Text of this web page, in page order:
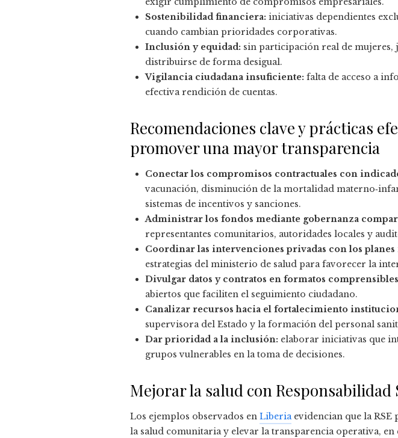
Sostenibilidad financiera: iniciativas dependientes
cuando cambian prioridades corporativas.
Inclusión y equidad: sin participación real de mujeres,
distribuirse de forma desigual.
Vigilancia ciudadana insuficiente: falta de acceso a
efectiva rendición de cuentas.
Recomendaciones clave y prácticas
promover una mayor transparencia
Conectar los compromisos contractuales con
vacunación, disminución de la mortalidad
sistemas de incentivos y sanciones.
Administrar los fondos mediante gobernanza
representantes comunitarios, autoridades locales y
Coordinar las intervenciones privadas con los planes
estrategias del ministerio de salud para favorecer la
Divulgar datos y contratos en formatos
abiertos que faciliten el seguimiento ciudadano.
Canalizar recursos hacia el fortalecimiento
supervisora del Estado y la formación del personal
Dar prioridad a la inclusión: elaborar iniciativas que
grupos vulnerables en la toma de decisiones.
Mejorar la salud con Responsabilidad
Los ejemplos observados en Liberiaevidencian que la RSE
la salud comunitaria y elevar la transparencia operativa,